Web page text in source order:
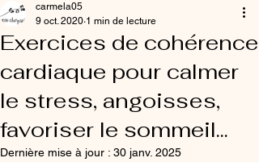
Exercices de cohérence
cardiaque pour calmer
le stress, angoisses,
favoriser le sommeil...
carmela05
9 oct. 2020 1 min de lecture
Dernière mise à jour : 30 janv. 2025